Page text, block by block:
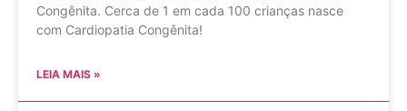
Congênita. Cerca de 1 em cada 100 crianças nasce
com Cardiopatia Congênita!
LEIA MAIS »